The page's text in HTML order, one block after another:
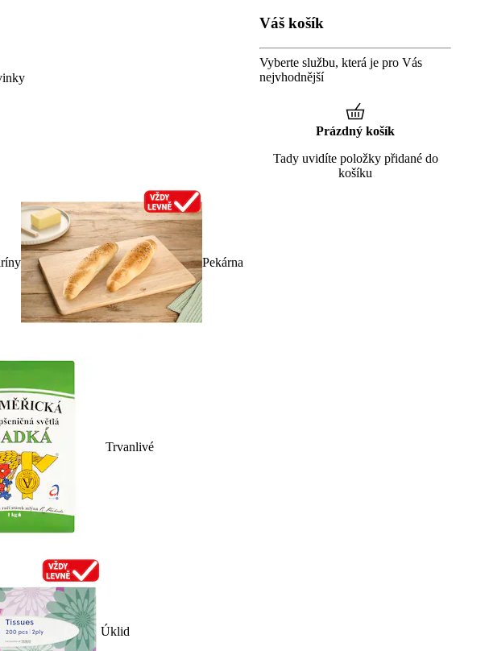
Pekárna
Trvanlivé
Úklid
Váš košík
Vyberte službu, která je pro Vás
nejvhodnější
Prázdný košík
Tady uvidíte položky přidané do
košíku